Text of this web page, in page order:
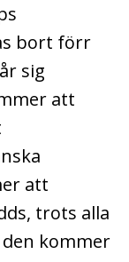
bort förr
sig
att
att
trots alla
kommer